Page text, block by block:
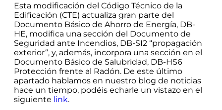
Esta modificación del Código Técnico de la
Edificación (CTE) actualiza gran parte del
Documento Básico de Ahorro de Energía, DB-
HE, modifica una sección del Documento de
Seguridad ante Incendios, DB-SI2 “propagación
exterior“, y, además, incorpora una sección en el
Documento Básico de Salubridad, DB-HS6
Protección frente al Radón. De este último
apartado hablamos en nuestro blog de noticias
hace un tiempo, podéis echarle un vistazo en el
siguiente link.